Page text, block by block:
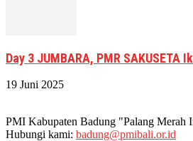
Day 3 JUMBARA, PMR
19 Juni 2025
PMI Kabupaten Badung "Palang Merah
Hubungi kami: badung@pmibali.or.id